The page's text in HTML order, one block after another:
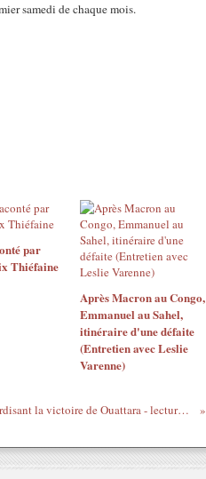
samedi de chaque mois.
par
Thiéfaine
Après Macron au Congo,
Emmanuel au Sahel,
itinéraire d'une défaite
(Entretien avec Leslie
Varenne)
3e raison interdisant la victoire de Ouattara - lecture Protche - On a gagné extrait 3